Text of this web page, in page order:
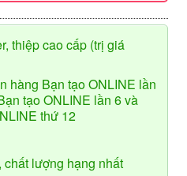
thiệp cao cấp (trị giá
hàng Bạn tạo ONLINE lần
tạo ONLINE lần 6 và
thứ 12
lượng hạng nhất